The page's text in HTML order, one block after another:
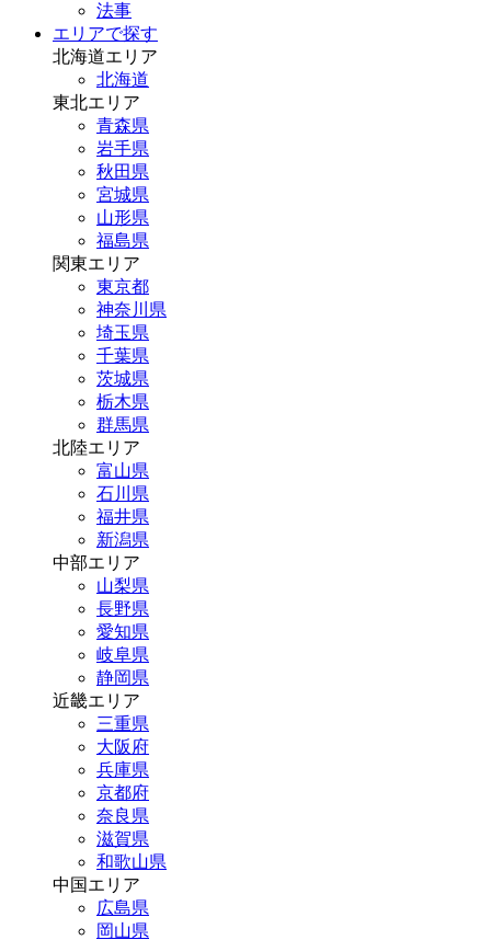
法事
エリアで探す
北海道エリア
北海道
東北エリア
青森県
岩手県
秋田県
宮城県
山形県
福島県
関東エリア
東京都
神奈川県
埼玉県
千葉県
茨城県
栃木県
群馬県
北陸エリア
富山県
石川県
福井県
新潟県
中部エリア
山梨県
長野県
愛知県
岐阜県
静岡県
近畿エリア
三重県
大阪府
兵庫県
京都府
奈良県
滋賀県
和歌山県
中国エリア
広島県
岡山県